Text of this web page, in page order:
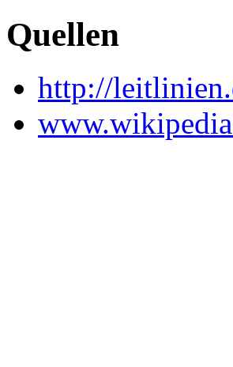
Quellen
http://